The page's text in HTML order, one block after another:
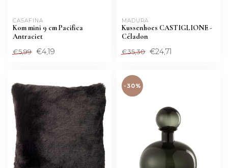
CASAFINA
Kom mini 9 cm Pacifica
Antraciet
€5,99 €4,19
MADURA
Kussenhoes CASTIGLIONE -
Céladon
€35,30 €24,71
-30%